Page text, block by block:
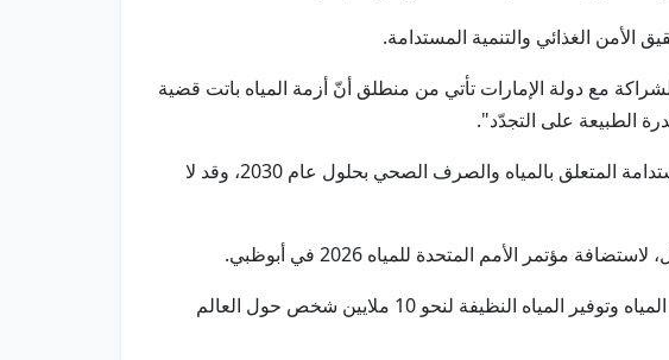
الأمن الغذائي والتنمية المستدامة.
أكد معالي الدكتور شيخ تيجان جي، أنّ مشاركة بلاده في مؤتمر الأمم المتحدة للمياه 2026، بالشراكة مع دولة الإمارات تأتي من منطلق أنّ أزمة المياه باتت قضية
الطبيعة على التجدّد".
بدوره، أشار معالي لي جون هوا، إلى أنّ العالم متأخر عن تحقيق الهدف السادس من أهداف التنمية المستدامة المتعلق بالمياه والصرف الصحي بحلول عام 2030، وقد لا
الأمم المتحدة للمياه 2026 في أبوظبي.
وأوضح سعادته أن إطلاق "منصة أبوظبي العالمية للمياه" للمياه بقيمة 2 مليار دولار، بهدف دعم مشاريع المياه وتوفير المياه النظيفة لنحو 10 ملايين شخص حول العالم